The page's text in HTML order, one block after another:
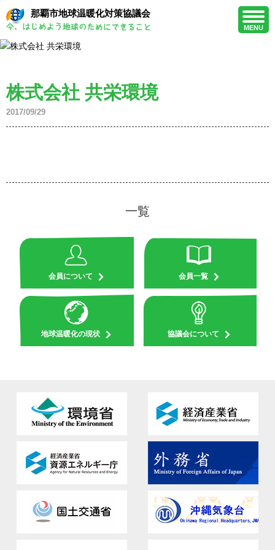
那覇市地球温暖化対策協議会
MENU
株式会社 共栄環境
2017/09/29
一覧
会員について 会員一覧
地球温暖化の現状 協議会について